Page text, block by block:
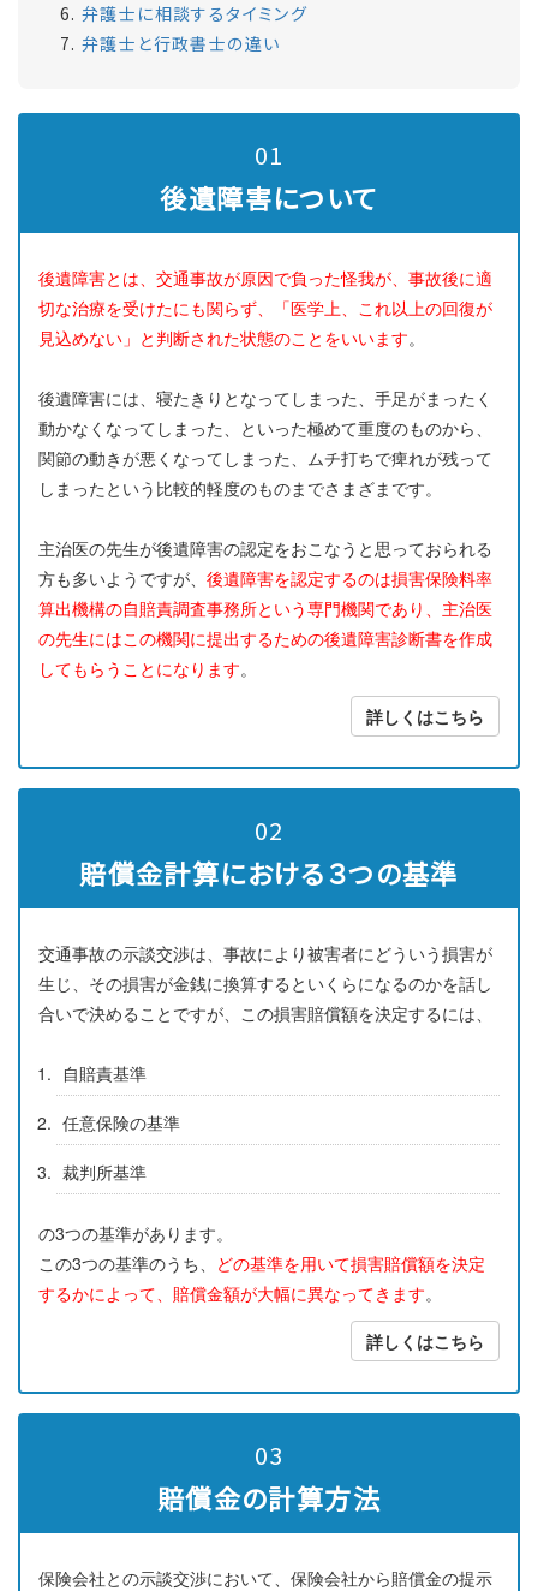
弁護士に相談するタイミング
弁護士と行政書士の違い
01
後遺障害について
後遺障害とは、交通事故が原因で負った怪我が、事故後に適
切な治療を受けたにも関らず、「医学上、これ以上の回復が
見込めない」と判断された状態のことをいいます。
後遺障害には、寝たきりとなってしまった、手足がまったく
動かなくなってしまった、といった極めて重度のものから、
関節の動きが悪くなってしまった、ムチ打ちで痺れが残って
しまったという比較的軽度のものまでさまざまです。
主治医の先生が後遺障害の認定をおこなうと思っておられる
方も多いようですが、 後遺障害を認定するのは損害保険料率
算出機構の自賠責調査事務所という専門機関であり、主治医
の先生にはこの機関に提出するための後遺障害診断書を作成
してもらうことになります。
詳しくはこちら
02
賠償金計算における３つの基準
交通事故の示談交渉は、事故により被害者にどういう損害が
生じ、その損害が金銭に換算するといくらになるのかを話し
合いで決めることですが、この損害賠償額を決定するには、
自賠責基準
任意保険の基準
裁判所基準
の3つの基準があります。
この3つの基準のうち、 どの基準を用いて損害賠償額を決定
するかによって、賠償金額が大幅に異なってきます。
詳しくはこちら
03
賠償金の計算方法
保険会社との示談交渉において、保険会社から賠償金の提示